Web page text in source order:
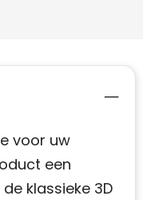
voor uw
een
klassieke 3D